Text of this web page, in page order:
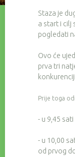
Staza je
a start i cilj
pogledati
Ovo će
prva tri
Prije toga
- u 9,45
- u 10,00
od prvog